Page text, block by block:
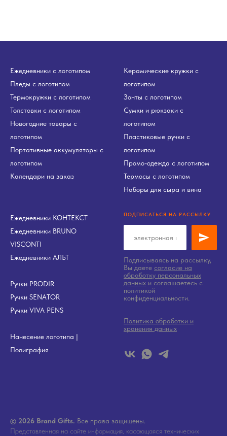
Ежедневники с логотипом
Пледы с логотипом
Термокружки с логотипом
Толстовки с логотипом
Новогодние товары с
логотипом
Портативные аккумуляторы с
логотипом
Календари на заказ
Керамические кружки с
логотипом
Зонты с логотипом
Сумки и рюкзаки с
логотипом
Пластиковые ручки с
логотипом
Промо-одежда с логотипом
Термосы с логотипом
Наборы для сыра и вина
Ежедневники КОНТЕКСТ
Ежедневники BRUNO
VISCONTI
Ежедневники АЛЬТ
Ручки PRODIR
Ручки SENATOR
Ручки VIVA PENS
Нанесение логотипа |
Полиграфия
ПОДПИСАТЬСЯ НА РАССЫЛКУ
Подписываясь на рассылку,
Вы даете согласие на
обработку персональных
данных и соглашаетесь c
политикой
конфиденциальности.
Политика обработки и
хранения данных
© 2026 Brand Gifts. Все права защищены.
Представленная на сайте информация, касающаяся технических